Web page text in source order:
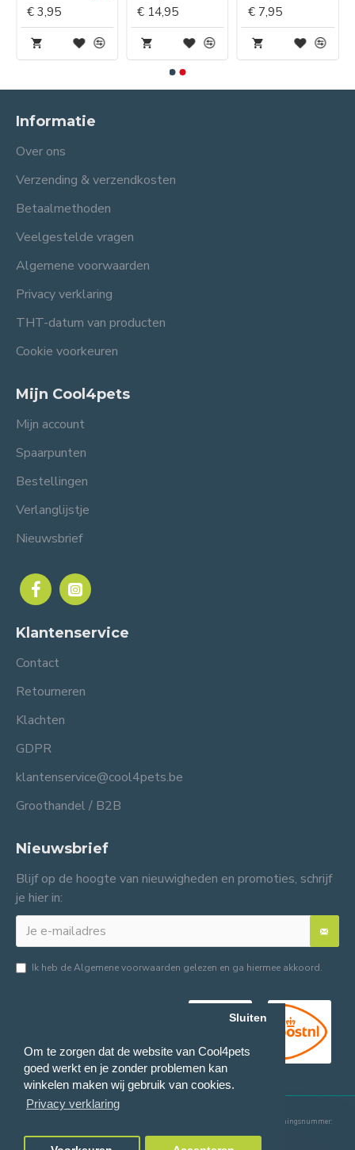
Om te zorgen dat de website van Cool4pets
goed werkt en je zonder problemen kan
winkelen maken wij gebruik van cookies.
Privacy verklaring
Sluiten
€ 3,95 € 14,95 € 7,95
Informatie
Over ons
Verzending & verzendkosten
Betaalmethoden
Veelgestelde vragen
Algemene voorwaarden
Privacy verklaring
THT-datum van producten
Cookie voorkeuren
Mijn Cool4pets
Mijn account
Spaarpunten
Bestellingen
Verlanglijstje
Nieuwsbrief
Klantenservice
Contact
Retourneren
Klachten
GDPR
klantenservice@cool4pets.be
Groothandel / B2B
Nieuwsbrief
Blijf op de hoogte van nieuwigheden en promoties, schrijf
je hier in:
Ik heb deAlgemene voorwaarden gelezen en ga hiermee akkoord.
Ondernemingsnummer:
BE0816982597.